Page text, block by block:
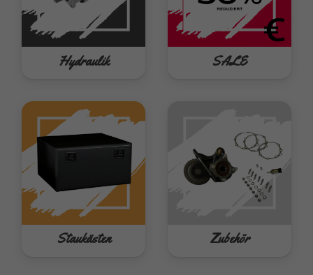
Hydraulik SALE
Staukästen Zubehör